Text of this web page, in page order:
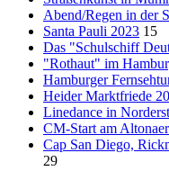
Abend/Regen in der
Santa Pauli 2023 15
Das "Schulschiff
"Rothaut" im
Hamburger
Heider Marktfriede
Linedance in
CM-Start am
Cap San Diego,
29